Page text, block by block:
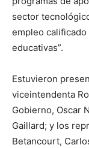
sector
empleo
educativas”.
Estuvieron
viceintendenta
Gobierno, Oscar
Gaillard; y los
Betancourt,